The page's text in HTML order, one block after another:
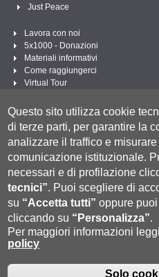
Just Peace
Lavora con noi
5x1000 - Donazioni
Materiali informativi
Come raggiungerci
Virtual Tour
Segui UNISI
Università degli Studi di Siena
P.IVA 00273530527 | C.F. 80002070524 |
Questo sito utilizza cookie
di terze parti, per garantire la
analizzare il traffico e
comunicazione istituzionale.
necessari e di profilazione
tecnici”. Puoi scegliere di
su “Accetta tutti” oppure
cliccando su “Personalizza”.
Per maggiori informazioni
policy
Solo